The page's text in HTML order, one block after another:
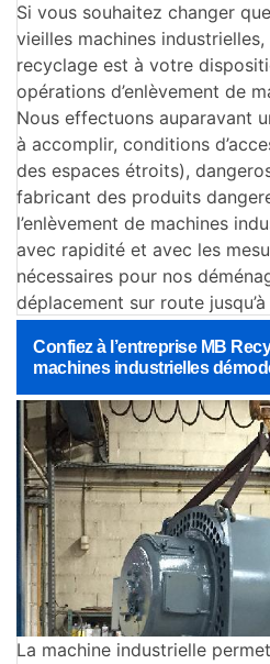
Si vous souhaitez changer
vieilles machines
recyclage est à votre
opérations d’enlèvement de
Nous effectuons auparavant
à accomplir, conditions
des espaces étroits),
fabricant des produits
l’enlèvement de machines
avec rapidité et avec les
nécessaires pour nos
déplacement sur route
Confiez à l’entreprise MB
machines industrielles
La machine industrielle